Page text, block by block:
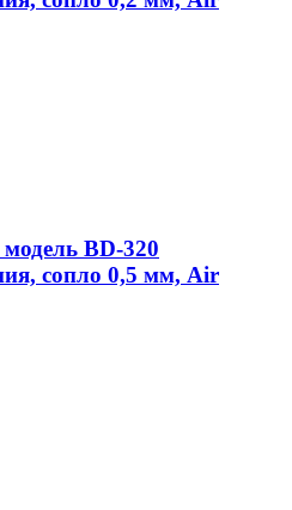
BD-320
сопло 0,5 мм, Air